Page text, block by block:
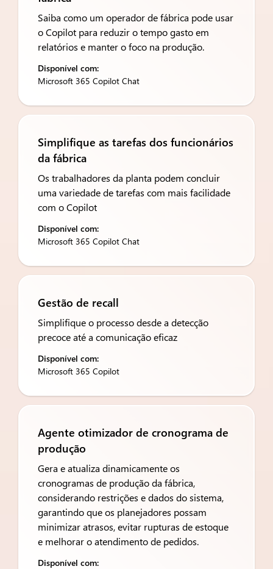
Saiba como um operador de fábrica pode usar
o Copilot para reduzir o tempo gasto em
relatórios e manter o foco na produção.
Disponível com:
Microsoft 365 Copilot Chat
Simplifique as tarefas dos funcionários
da fábrica
Os trabalhadores da planta podem concluir
uma variedade de tarefas com mais facilidade
com o Copilot
Disponível com:
Microsoft 365 Copilot Chat
Gestão de recall
Simplifique o processo desde a detecção
precoce até a comunicação eficaz
Disponível com:
Microsoft 365 Copilot
Agente otimizador de cronograma de
produção
Gera e atualiza dinamicamente os
cronogramas de produção da fábrica,
considerando restrições e dados do sistema,
garantindo que os planejadores possam
minimizar atrasos, evitar rupturas de estoque
e melhorar o atendimento de pedidos.
Disponível com: